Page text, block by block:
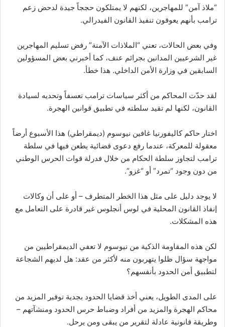
“ملاذ آمن” للمهاجرين، لكنهم لا يمتلكون حججاً جيدة لدحض زعم
ترامب بأنهم يعوقون تنفيذ القانون الفيدرالي.
وفي بعض الحالات، تعني “الملاذات الآمنة” رفض تسليم المهاجرين
غير الشرعيين المدانين بجرائم عنف، كما أخبرني بعض المسؤولين
السابقين في وزارة الأمن الداخلي. هذا خطأ.
لقد حدّت المحاكم من أكثر سياسات ترامب تعسفاً وتحديه لسيادة
القانون، لكنها لم تقيد سلطته في تطبيق قوانين الهجرة.
اختار حاكم كاليفورنيا غافين نيوسوم (ديمقراطي) هذا الأسبوع أرضاً
معقولة للمعركة، عندما رفع دعوى قضائية يطعن فيها في سلطة
ترامب لتجاوز سلطة الحكام من خلال فدرلة قوات الحرس الوطني
من دون وجود “تمرد” أو “غزو”.
لا يوجد دليل على مثل هذا الخطر المتطرف – أو على أن وكالات
إنفاذ القانون المحلية في لوس أنجلوس غير قادرة على التعامل مع
هذه المشكلات.
لكن هذه المقاومة الذكية من نيوسوم لا تعفي الديمقراطيين من
مواجهة سؤال ظلوا يتهربون منه لأكثر من عقد: هل لديهم الشجاعة
لتطبيق أمن الحدود بأنفسهم؟
على المدى الطويل، يعني أخذ قضايا الحدود بجدية توفير المزيد من
محاكم الهجرة والمزيد من أفراد وضباط حرس الحدود ومنشآتهم –
وطريقة قانونية عادلة لتقرير من يبقى ومن يرحل.